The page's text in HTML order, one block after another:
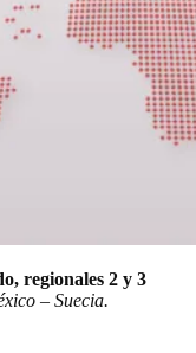
regionales 2 y 3
– Suecia.